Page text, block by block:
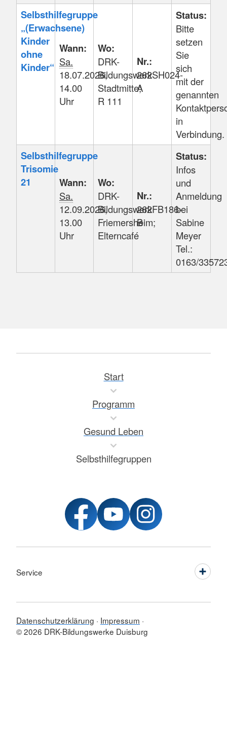
Selbsthilfegruppe
„(Erwachsene)
Kinder
ohne
Kinder“
Wann:
Sa.
18.07.2026,
14.00
Uhr
Wo:
DRK-
Bildungswerk
Stadtmitte;
R 111
Nr.:
262SH024-
A
Status:
Bitte
setzen
Sie
sich
mit der
genannten
in
Verbindung.
Selbsthilfegruppe
Trisomie
21
Wann:
Sa.
12.09.2026,
13.00
Uhr
Wo:
DRK-
Bildungswerk
Friemersheim;
Elterncafé
Nr.:
262FB186-
B
Status:
Infos
und
Anmeldung
bei
Sabine
Meyer
Tel.:
0163/
Start
Programm
Gesund Leben
Selbsthilfegruppen
Service
Datenschutzerklärung
Impressum
© 2026 DRK-Bildungswerke Duisburg